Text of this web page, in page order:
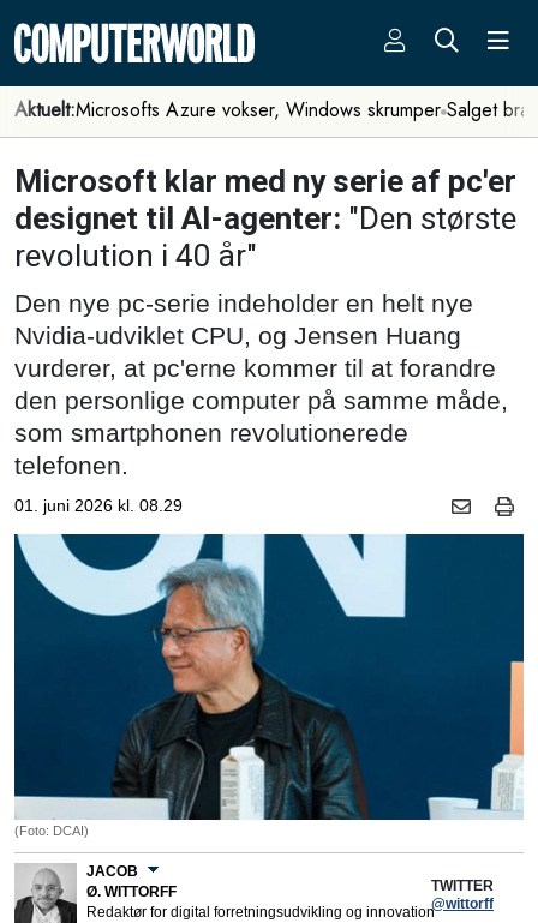
Aktuelt:Microsofts Azure vokser, Windows skrumper Salget
Microsoft klar med ny serie af pc'er
designet til AI-agenter: "Den største
revolution i 40 år"
Den nye pc-serie indeholder en helt nye
Nvidia-udviklet CPU, og Jensen Huang
vurderer, at pc'erne kommer til at forandre
den personlige computer på samme måde,
som smartphonen revolutionerede
telefonen.
01. juni 2026 kl. 08.29
(Foto: DCAI)
JACOB
Ø. WITTORFF
Redaktør for digital forretningsudvikling og innovation
TWITTER
@wittorff